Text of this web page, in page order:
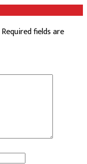
Required fields are